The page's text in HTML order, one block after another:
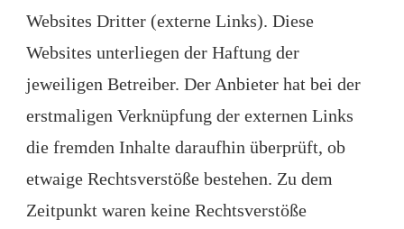
Websites Dritter (externe Links). Diese
Websites unterliegen der Haftung der
jeweiligen Betreiber. Der Anbieter hat bei der
erstmaligen Verknüpfung der externen Links
die fremden Inhalte daraufhin überprüft, ob
etwaige Rechtsverstöße bestehen. Zu dem
Zeitpunkt waren keine Rechtsverstöße